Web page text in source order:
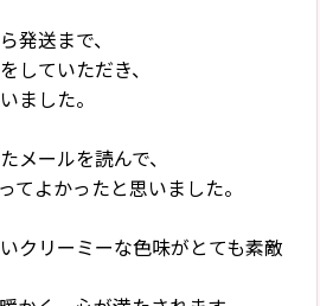
発送まで、
していただき、
ました。
メールを読んで、
てよかったと思いました。
クリーミーな色味がとても素敵